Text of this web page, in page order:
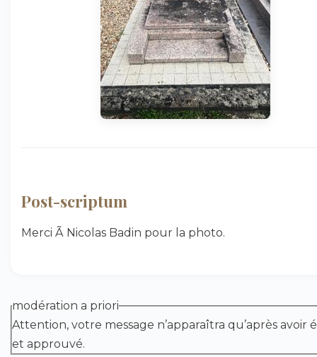
Post-scriptum
Merci Ã Nicolas Badin pour la photo.
modération a priori
Attention, votre message n’apparaîtra qu’après avoir
et approuvé.